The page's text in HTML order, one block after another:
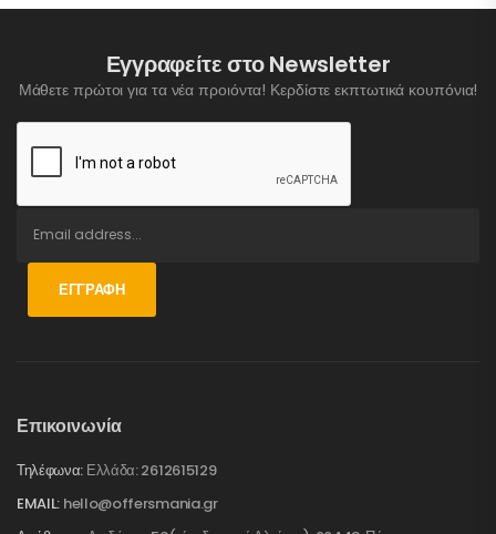
Εγγραφείτε στο Newsletter
Μάθετε πρώτοι για τα νέα προιόντα! Κερδίστε εκπτωτικά κουπόνια!
ΕΓΓΡΑΦΉ
Επικοινωνία
Τηλέφωνα: Ελλάδα: 2612615129
EMAIL: hello@offersmania.gr